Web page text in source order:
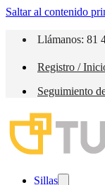
Saltar al contenido
Llámanos: 81
Registro /
Seguimiento
Sillas